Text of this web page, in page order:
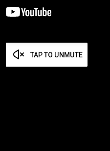
TAP TO UNMUTE